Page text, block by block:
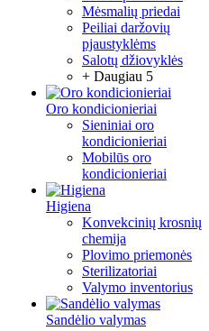
Mėsmalių priedai
Peiliai daržovių
pjaustyklėms
Salotų džiovyklės
+ Daugiau 5
Oro kondicionieriai
Sieniniai oro
kondicionieriai
Mobilūs oro
kondicionieriai
Higiena
Konvekcinių krosnių
chemija
Plovimo priemonės
Sterilizatoriai
Valymo inventorius
Sandėlio valymas